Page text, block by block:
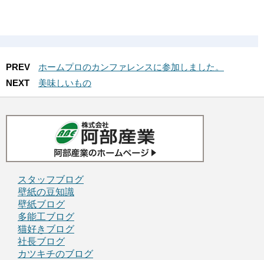
PREV
ホームプロのカンファレンスに参加しました。
NEXT
美味しいもの
スタッフブログ
壁紙の豆知識
壁紙ブログ
多能工ブログ
猫好きブログ
社長ブログ
カツキチのブログ